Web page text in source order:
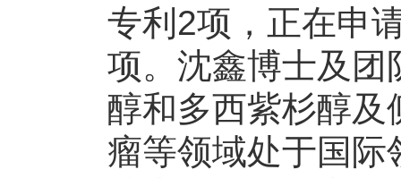
专利2项，正在申
项。沈鑫博士及团
醇和多西紫杉醇
瘤等领域处于国